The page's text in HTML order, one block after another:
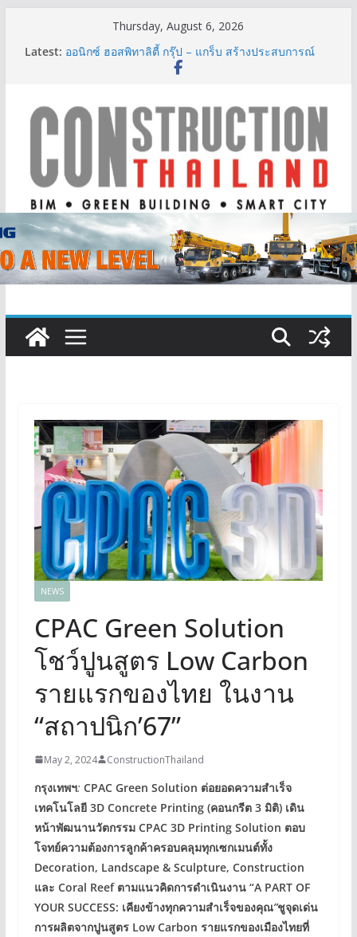
Thursday, August 6, 2026
Latest: ออนิกซ์ ฮอสพิทาลิตี้ กรุ๊ป – แกร็บ สร้างประสบการณ์
การเดินทางที่สะดวกยิ่งขึ้น ภายใต้แนวคิด “More of
Construction & Mining” ขับเคลื่อนอุตสาหกรรม
ก่อสร้างและเหมืองแร่สู่สังคมคาร์บอนต่ำอย่างยั่งยืน
ลลิล พร็อพเพอร์ตี้ ก้าวสู่ปีที่ 40 ยึดลูกค้าเป็นศูนย์กลาง
เดินหน้าสร้างการเติบโตอย่างยั่งยืน
IHG Hotels & Resorts เปิดตัว ฮอลิเดย์ อินน์ เอ็กซ์เพรส
ผู้เชี่ยวชาญด้านวิศวกรรมโครงสร้างเสนอแผนปฏิรูป
มาตรฐานตั้งแต่การออกแบบถึงการตรวจสอบอาคารไทย
รับมือแผ่นดินไหว
NEWS
CPAC Green Solution
โชว์ปูนสูตร Low Carbon
รายแรกของไทย ในงาน
“สถาปนิก’67”
May 2, 2024 ConstructionThailand
กรุงเทพฯ: CPAC Green Solution ต่อยอดความสำเร็จ
เทคโนโลยี 3D Concrete Printing (คอนกรีต 3 มิติ) เดิน
หน้าพัฒนานวัตกรรม CPAC 3D Printing Solution ตอบ
โจทย์ความต้องการลูกค้าครอบคลุมทุกเซกเมนต์ทั้ง
Decoration, Landscape & Sculpture, Construction
และ Coral Reef ตามแนวคิดการดำเนินงาน “A PART OF
YOUR SUCCESS: เคียงข้างทุกความสำเร็จของคุณ”ชูจุดเด่น
การผลิตจากปูนสูตร Low Carbon รายแรกของเมืองไทยที่